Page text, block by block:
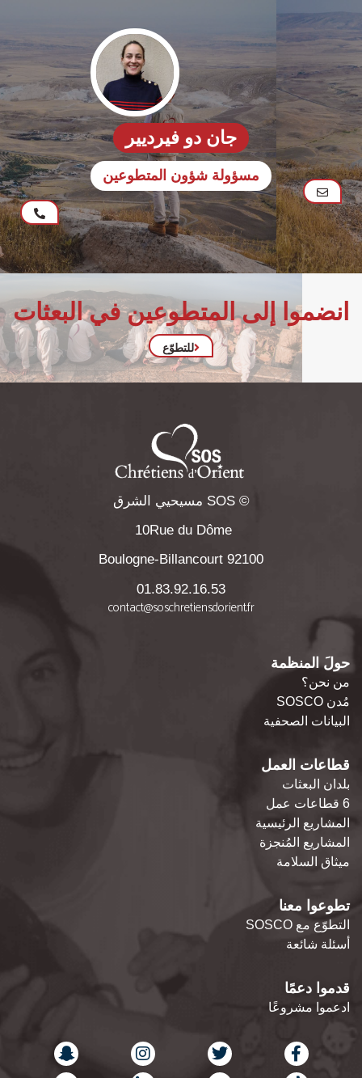
جان دو فيرديير
مسؤولة شؤون المتطوعين
انضموا إلى المتطوعين في البعثات
للتطوّع
© SOS مسيحيي الشرق
10Rue du Dôme
92100 Boulogne-Billancourt
01.83.92.16.53
contact@soschretiensdorient.fr
حولَ المنظمة
من نحن؟
مُدن SOSCO
البيانات الصحفية
قطاعات العمل
بلدان البعثات
6 قطاعات عمل
المشاريع الرئيسية
المشاريع المُنجزة
ميثاق السلامة
تطوعوا معنا
التطوّع مع SOSCO
أسئلة شائعة
قدموا دعمًا
ادعموا مشروعًا